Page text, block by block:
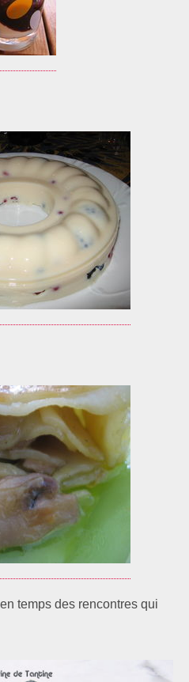
temps des rencontres qui